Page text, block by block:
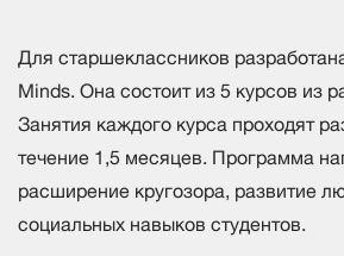
Для старшеклассников
Minds. Она состоит из 5 курсов из
Занятия каждого курса проходят
течение 1,5 месяцев. Программа
расширение кругозора, развитие
социальных навыков студентов.